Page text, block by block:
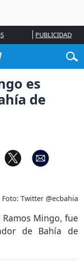
PUBLICIDAD
es
de
Foto: Twitter @ecbahia
Mingo, fue
de Bahía de